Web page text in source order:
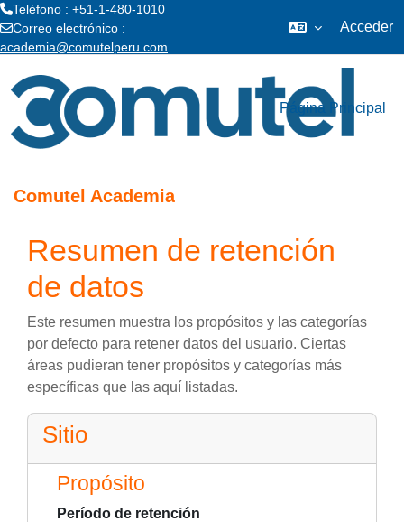
Teléfono : +51-1-480-1010
Correo electrónico :
academia@comutelperu.com
Acceder
Página Principal
Comutel Academia
Resumen de retención
de datos
Este resumen muestra los propósitos y las categorías
por defecto para retener datos del usuario. Ciertas
áreas pudieran tener propósitos y categorías más
específicas que las aquí listadas.
Sitio
Propósito
Período de retención